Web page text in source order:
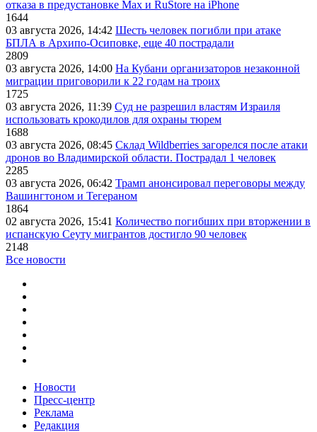
отказа в предустановке Max и RuStore на iPhone
1644
03 августа 2026, 14:42 Шесть человек погибли при атаке
БПЛА в Архипо-Осиповке, еще 40 пострадали
2809
03 августа 2026, 14:00 На Кубани организаторов незаконной
миграции приговорили к 22 годам на троих
1725
03 августа 2026, 11:39 Суд не разрешил властям Израиля
использовать крокодилов для охраны тюрем
1688
03 августа 2026, 08:45 Склад Wildberries загорелся после атаки
дронов во Владимирской области. Пострадал 1 человек
2285
03 августа 2026, 06:42 Трамп анонсировал переговоры между
Вашингтоном и Тегераном
1864
02 августа 2026, 15:41 Количество погибших при вторжении в
испанскую Сеуту мигрантов достигло 90 человек
2148
Все новости
Новости
Пресс-центр
Реклама
Редакция